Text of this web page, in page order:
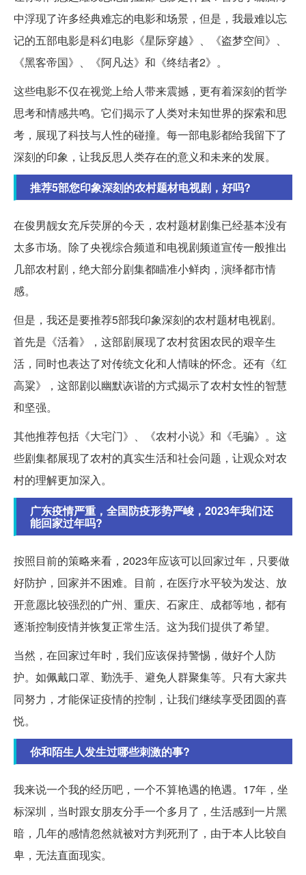
中浮现了许多经典难忘的电影和场景，但是，我最难以忘
记的五部电影是科幻电影《星际穿越》、《盗梦空间》、
《黑客帝国》、《阿凡达》和《终结者2》。
这些电影不仅在视觉上给人带来震撼，更有着深刻的哲学
思考和情感共鸣。它们揭示了人类对未知世界的探索和思
考，展现了科技与人性的碰撞。每一部电影都给我留下了
深刻的印象，让我反思人类存在的意义和未来的发展。
推荐5部您印象深刻的农村题材电视剧，好吗?
在俊男靓女充斥荧屏的今天，农村题材剧集已经基本没有
太多市场。除了央视综合频道和电视剧频道宣传一般推出
几部农村剧，绝大部分剧集都瞄准小鲜肉，演绎都市情
感。
但是，我还是要推荐5部我印象深刻的农村题材电视剧。
首先是《活着》，这部剧展现了农村贫困农民的艰辛生
活，同时也表达了对传统文化和人情味的怀念。还有《红
高粱》，这部剧以幽默诙谐的方式揭示了农村女性的智慧
和坚强。
其他推荐包括《大宅门》、《农村小说》和《毛骗》。这
些剧集都展现了农村的真实生活和社会问题，让观众对农
村的理解更加深入。
广东疫情严重，全国防疫形势严峻，2023年我们还
能回家过年吗?
按照目前的策略来看，2023年应该可以回家过年，只要做
好防护，回家并不困难。目前，在医疗水平较为发达、放
开意愿比较强烈的广州、重庆、石家庄、成都等地，都有
逐渐控制疫情并恢复正常生活。这为我们提供了希望。
当然，在回家过年时，我们应该保持警惕，做好个人防
护。如佩戴口罩、勤洗手、避免人群聚集等。只有大家共
同努力，才能保证疫情的控制，让我们继续享受团圆的喜
悦。
你和陌生人发生过哪些刺激的事?
我来说一个我的经历吧，一个不算艳遇的艳遇。17年，坐
标深圳，当时跟女朋友分手一个多月了，生活感到一片黑
暗，几年的感情忽然就被对方判死刑了，由于本人比较自
卑，无法直面现实。